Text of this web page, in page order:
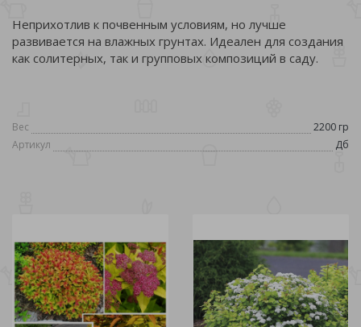
Неприхотлив к почвенным условиям, но лучше
развивается на влажных грунтах. Идеален для создания
как солитерных, так и групповых композиций в саду.
Вес
2200 гр
Артикул
Дб